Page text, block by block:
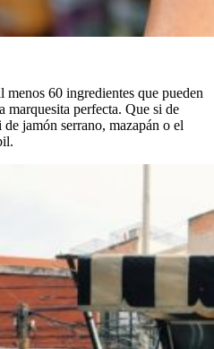
60 ingredientes que pueden
marquesita perfecta. Que si de
jamón serrano, mazapán o el